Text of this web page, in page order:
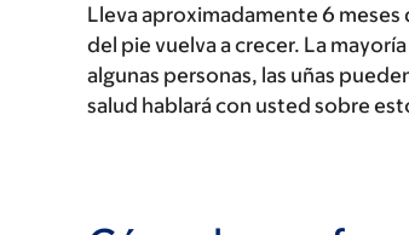
Lleva aproximadamente 6 meses
del pie vuelva a crecer. La
algunas personas, las uñas
salud hablará con usted sobre